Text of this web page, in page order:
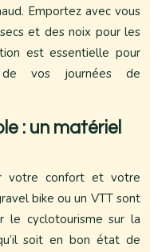
Emportez avec vous
et des noix pour les
est essentielle pour
vos journées de
: un matériel
votre confort et votre
bike ou un VTT sont
le cyclotourisme sur la
soit en bon état de